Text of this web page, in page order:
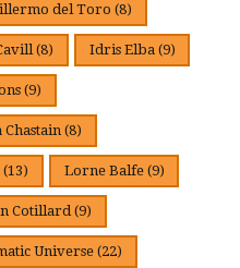
del Toro (8)
(8) Idris Elba(9)
(9)
Chastain(8)
(13) Lorne Balfe(9)
Cotillard(9)
Universe (22)